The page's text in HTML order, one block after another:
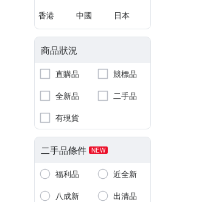
香港 中國 日本
商品狀況
直購品
競標品
全新品
二手品
有現貨
二手品條件 NEW
福利品
近全新
八成新
出清品